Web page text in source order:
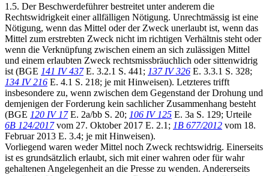
1.5. Der Beschwerdeführer bestreitet unter anderem die
Rechtswidrigkeit einer allfälligen Nötigung. Unrechtmässig ist eine
Nötigung, wenn das Mittel oder der Zweck unerlaubt ist, wenn das
Mittel zum erstrebten Zweck nicht im richtigen Verhältnis steht oder
wenn die Verknüpfung zwischen einem an sich zulässigen Mittel
und einem erlaubten Zweck rechtsmissbräuchlich oder sittenwidrig
ist (BGE 141 IV 437E. 3.2.1 S. 441; 137 IV 326 E. 3.3.1 S. 328;
134 IV 216 E. 4.1 S. 218; je mit Hinweisen). Letzteres trifft
insbesondere zu, wenn zwischen dem Gegenstand der Drohung und
demjenigen der Forderung kein sachlicher Zusammenhang besteht
(BGE 120 IV 17E. 2a/bb S. 20; 106 IV 125 E. 3a S. 129; Urteile
6B 124/2017vom 27. Oktober 2017 E. 2.1; 1B 677/2012 vom 18.
Februar 2013 E. 3.4; je mit Hinweisen).
Vorliegend waren weder Mittel noch Zweck rechtswidrig. Einerseits
ist es grundsätzlich erlaubt, sich mit einer wahren oder für wahr
gehaltenen Angelegenheit an die Presse zu wenden. Andererseits